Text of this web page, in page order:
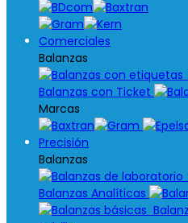
Comerciales
Balanzas
Balanzas con Ticket
Marcas
Precisión
Balanzas
Balanzas Analíticas